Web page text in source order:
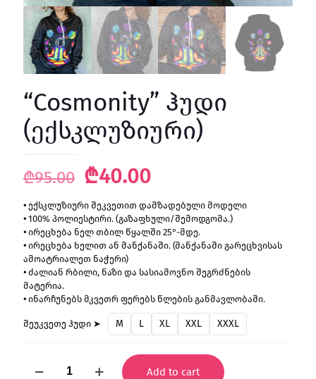
“Cosmonity” ჰუდი
(ექსკლუზიური)
₾95.00 Original
price
was:
₾95.00.
₾40.00Current
price
is:
₾40.00.
• ექსკლუზიური შეკვეთით დამზადებული მოდელი
• 100% პოლიესტირი. (გაზაფხული/შემოდგომა.)
• ირეცხება ნელ თბილ წყალში 25°-მდე.
• ირეცხება ხელით ან მანქანაში. (მანქანაში გარეცხვისას
ამოატრიალეთ ნაჭერი)
• ძალიან რბილი, ნაზი და სასიამოვნო შეგრძნების
მატერია.
• ინარჩუნებს მკვეთრ ფერებს წლების განმავლობაში.
შეუკვეთე ჰუდი ➤ M L XL XXL XXXL
ჰუდი
Add to cart